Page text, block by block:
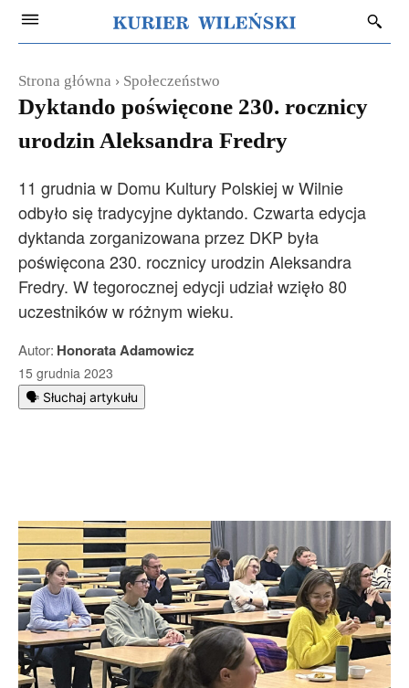
Strona główna Społeczeństwo
Dyktando poświęcone 230. rocznicy
urodzin Aleksandra Fredry
11 grudnia w Domu Kultury Polskiej w Wilnie
odbyło się tradycyjne dyktando. Czwarta edycja
dyktanda zorganizowana przez DKP była
poświęcona 230. rocznicy urodzin Aleksandra
Fredry. W tegorocznej edycji udział wzięło 80
uczestników w różnym wieku.
Autor: Honorata Adamowicz
15 grudnia 2023
🗣️ Słuchaj artykułu